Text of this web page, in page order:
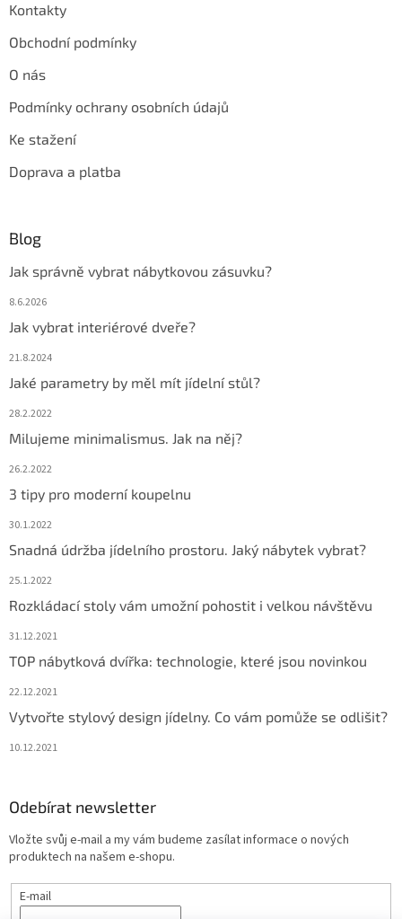
Kontakty
Obchodní podmínky
O nás
Podmínky ochrany osobních údajů
Ke stažení
Doprava a platba
Blog
Jak správně vybrat nábytkovou zásuvku?
8.6.2026
Jak vybrat interiérové dveře?
21.8.2024
Jaké parametry by měl mít jídelní stůl?
28.2.2022
Milujeme minimalismus. Jak na něj?
26.2.2022
3 tipy pro moderní koupelnu
30.1.2022
Snadná údržba jídelního prostoru. Jaký nábytek vybrat?
25.1.2022
Rozkládací stoly vám umožní pohostit i velkou návštěvu
31.12.2021
TOP nábytková dvířka: technologie, které jsou novinkou
22.12.2021
Vytvořte stylový design jídelny. Co vám pomůže se odlišit?
10.12.2021
Odebírat newsletter
Vložte svůj e-mail a my vám budeme zasílat informace o nových
produktech na našem e-shopu.
E-mail